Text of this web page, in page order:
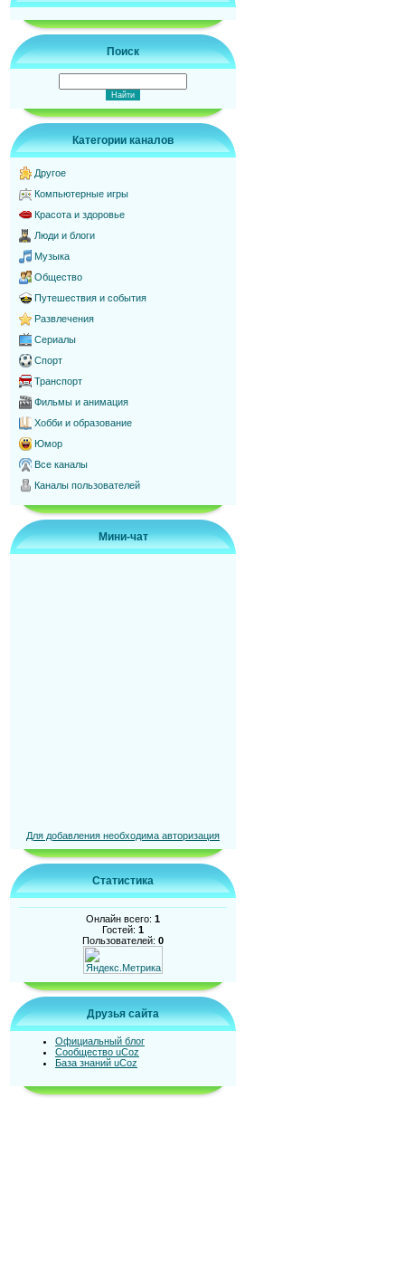
Поиск
Категории каналов
Другое
Компьютерные игры
Красота и здоровье
Люди и блоги
Музыка
Общество
Путешествия и события
Развлечения
Сериалы
Спорт
Транспорт
Фильмы и анимация
Хобби и образование
Юмор
Все каналы
Каналы пользователей
Мини-чат
Для добавления необходима авторизация
Статистика
Онлайн всего: 1
Гостей: 1
Пользователей: 0
Друзья сайта
Официальный блог
Сообщество uCoz
База знаний uCoz